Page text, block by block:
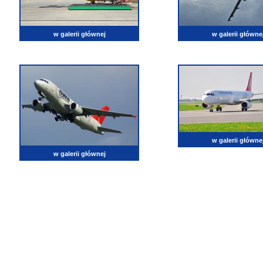
w galerii głównej w galerii
w galerii głównej
w galerii